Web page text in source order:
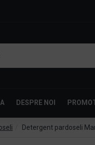
DESPRE NOI
Detergent pardoseli